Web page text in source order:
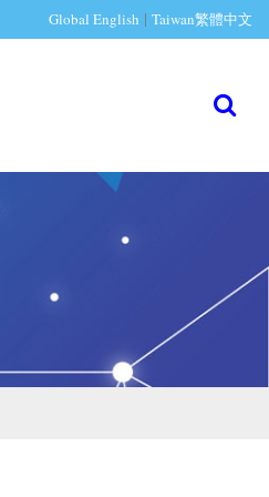
Global English | Taiwan繁體中文